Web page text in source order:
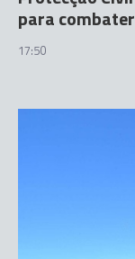
para
17:50